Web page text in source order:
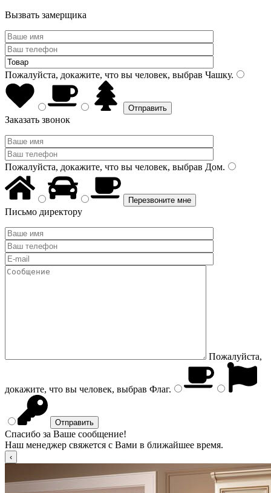
Вызвать замерщика
Пожалуйста, докажите, что вы человек, выбрав Чашку.
Заказать звонок
Пожалуйста, докажите, что вы человек, выбрав Дом.
Письмо директору
Пожалуйста,
докажите, что вы человек, выбрав Флаг.
Спасибо за Ваше сообщение!
Наш менеджер свяжется с Вами в ближайшее время.